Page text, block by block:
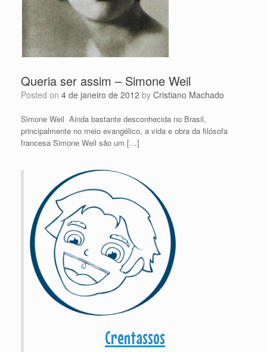
Queria ser assim – Simone Weil
Posted on 4 de janeiro de 2012 by Cristiano Machado
Simone Weil Ainda bastante desconhecida no Brasil,
principalmente no meio evangélico, a vida e obra da filósofa
francesa Simone Weil são um […]
Crentassos